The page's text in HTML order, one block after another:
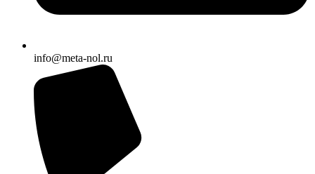
info@meta-nol.ru